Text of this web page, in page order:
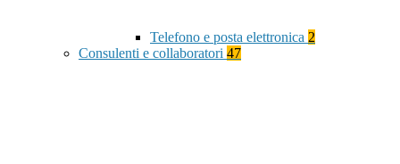
Telefono e posta elettronica 2
Consulenti e collaboratori 47